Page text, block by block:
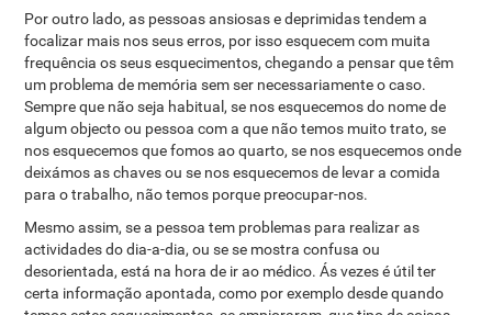
Por outro lado, as pessoas ansiosas e deprimidas tendem a
focalizar mais nos seus erros, por isso esquecem com muita
frequência os seus esquecimentos, chegando a pensar que têm
um problema de memória sem ser necessariamente o caso.
Sempre que não seja habitual, se nos esquecemos do nome de
algum objecto ou pessoa com a que não temos muito trato, se
nos esquecemos que fomos ao quarto, se nos esquecemos onde
deixámos as chaves ou se nos esquecemos de levar a comida
para o trabalho, não temos porque preocupar-nos.
Mesmo assim, se a pessoa tem problemas para realizar as
actividades do dia-a-dia, ou se se mostra confusa ou
desorientada, está na hora de ir ao médico. Ás vezes é útil ter
certa informação apontada, como por exemplo desde quando